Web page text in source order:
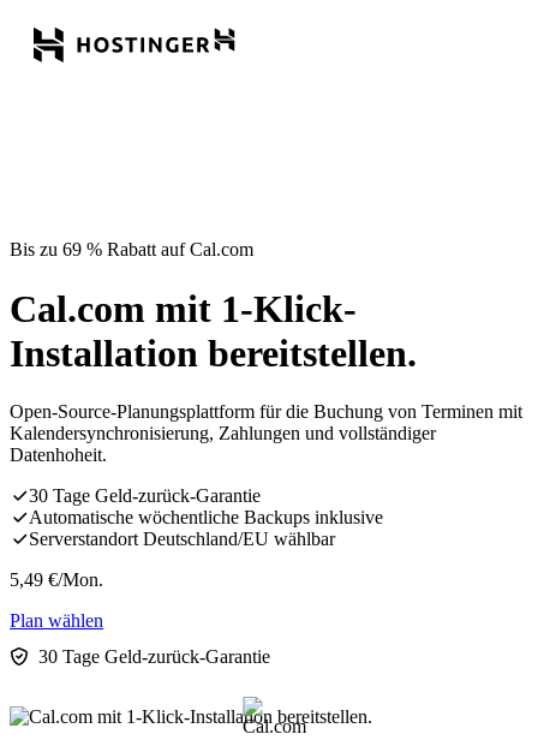
Bis zu 69 % Rabatt auf Cal.com
Cal.com mit 1-Klick-
Installation bereitstellen.
Open-Source-Planungsplattform für die Buchung von Terminen mit
Kalendersynchronisierung, Zahlungen und vollständiger
Datenhoheit.
30 Tage Geld-zurück-Garantie
Automatische wöchentliche Backups inklusive
Serverstandort Deutschland/EU wählbar
5,49 €/Mon.
Plan wählen
30 Tage Geld-zurück-Garantie